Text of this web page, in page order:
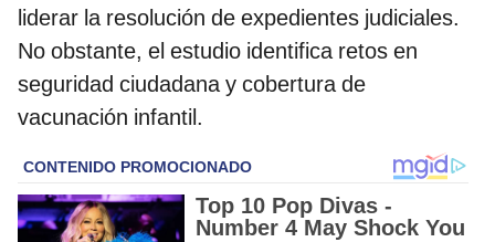
liderar la resolución de expedientes judiciales.
No obstante, el estudio identifica retos en
seguridad ciudadana y cobertura de
vacunación infantil.